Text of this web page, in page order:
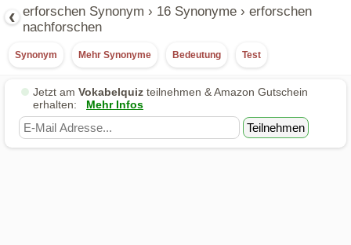
‹ erforschen Synonym › 16 Synonyme › erforschen
nachforschen
Synonym Mehr Synonyme Bedeutung Test
Jetzt am Vokabelquiz
Mehr Infos